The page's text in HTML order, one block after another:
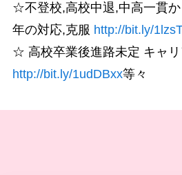
☆不登校,高校中退,中高一貫
年の対応,克服 http://bit.ly/
☆ 高校卒業後進路未定 キャ
http://bit.ly/1udDBxx等々